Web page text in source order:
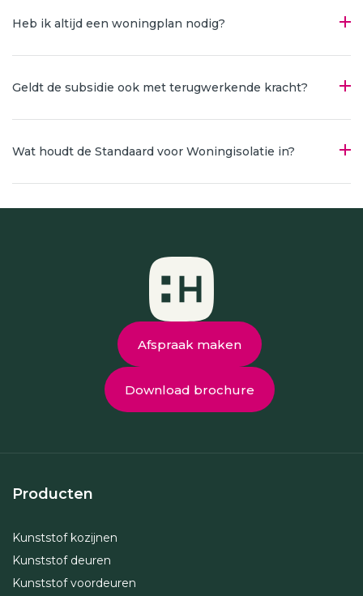
Heb ik altijd een woningplan nodig?
Geldt de subsidie ook met terugwerkende kracht?
Wat houdt de Standaard voor Woningisolatie in?
Afspraak maken
Download brochure
Producten
Kunststof kozijnen
Kunststof deuren
Kunststof voordeuren